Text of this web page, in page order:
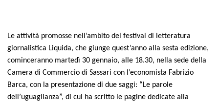
Le attività promosse nell’ambito del festival di letteratura
giornalistica Liquida, che giunge quest’anno alla sesta edizione,
cominceranno martedì 30 gennaio, alle 18.30, nella sede della
Camera di Commercio di Sassari con l’economista Fabrizio
Barca, con la presentazione di due saggi: “Le parole
dell’uguaglianza”, di cui ha scritto le pagine dedicate alla